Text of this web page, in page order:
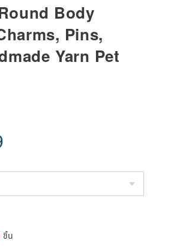
Body
Pins,
Yarn Pet
ชิ้น